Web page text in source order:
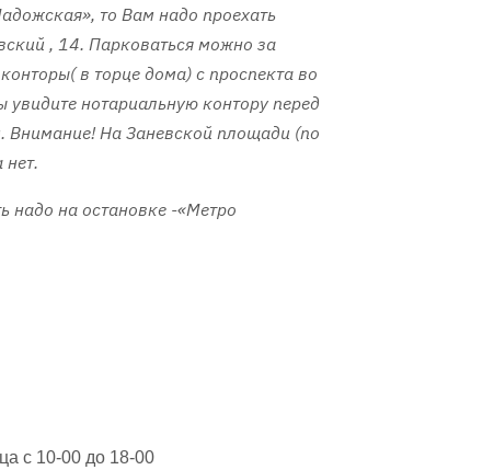
то Вам надо проехать
, 14. Парковаться можно за
в торце дома) с проспекта во
нотариальную контору перед
Внимание! На Заневской площади (по
надо на остановке -«Метро
с 10-00 до 18-00